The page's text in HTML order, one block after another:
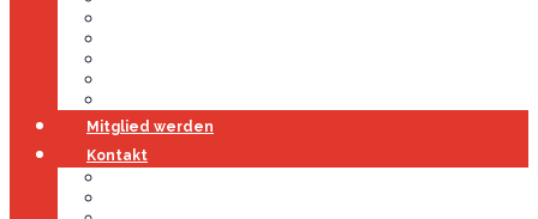
Mitglied werden
Kontakt